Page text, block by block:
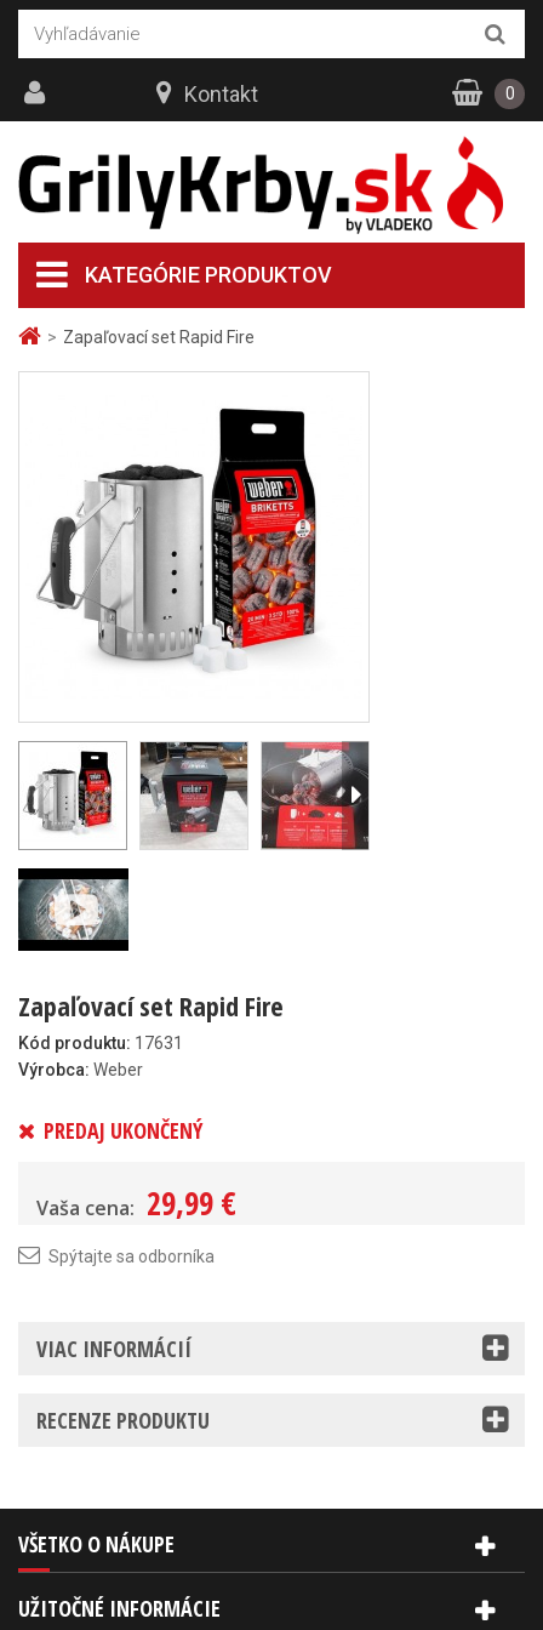
> Zapaľovací set Rapid Fire
Zapaľovací set Rapid Fire
Kód produktu: 17631
Výrobca: Weber
PREDAJ UKONČENÝ
Vaša cena: 29,99 €
Spýtajte sa odborníka
VIAC INFORMÁCIÍ
RECENZE PRODUKTU
KATEGÓRIE PRODUKTOV
Kontakt 0
VŠETKO O NÁKUPE
UŽITOČNÉ INFORMÁCIE